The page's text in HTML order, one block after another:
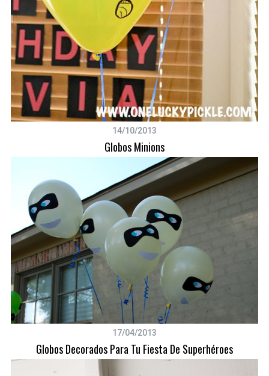
14/10/2013
Globos Minions
17/04/2013
Globos Decorados Para Tu Fiesta De Superhéroes